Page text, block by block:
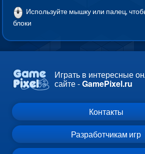
Используйте мышку или палец,
блоки
Играть в интересные
сайте -GamePixel.ru
Контакты
Разработчикам игр